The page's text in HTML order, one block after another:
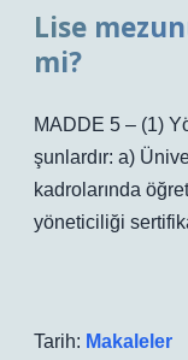
Lise
mi?
MADDE 5 – (1)
şunlardır: a)
kadrolarında
yöneticiliği
Tarih: Makaleler